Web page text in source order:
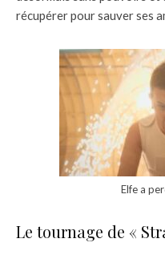
récupérer pour sauver ses
Elfe a
Le tournage de «